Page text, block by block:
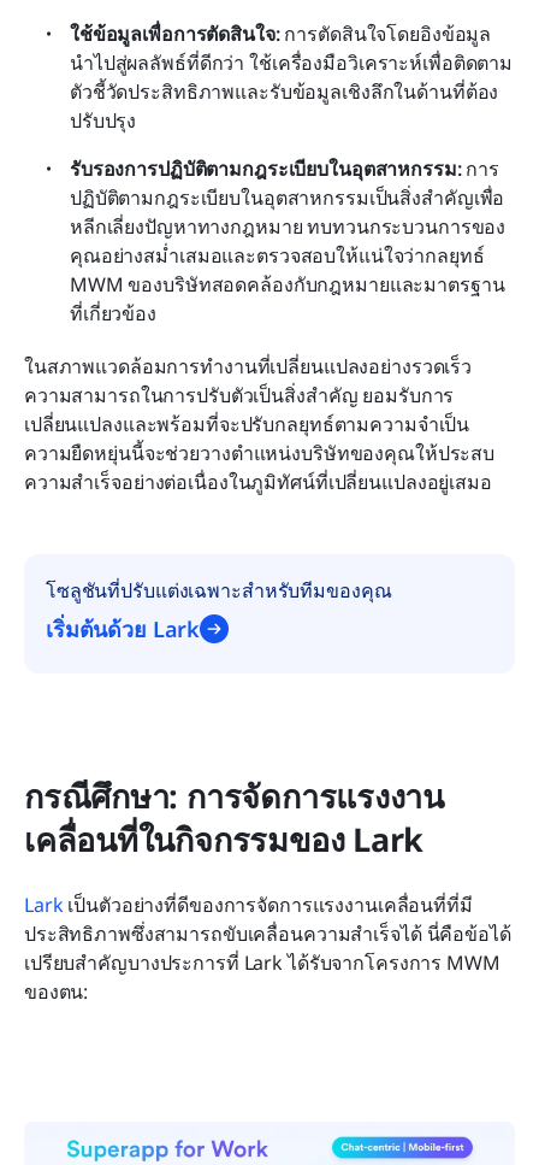
ใช้ข้อมูลเพื่อการตัดสินใจ: การตัดสินใจโดยอิงข้อมูล
นำไปสู่ผลลัพธ์ที่ดีกว่า ใช้เครื่องมือวิเคราะห์เพื่อติดตาม
ตัวชี้วัดประสิทธิภาพและรับข้อมูลเชิงลึกในด้านที่ต้อง
ปรับปรุง
รับรองการปฏิบัติตามกฎระเบียบในอุตสาหกรรม: การ
ปฏิบัติตามกฎระเบียบในอุตสาหกรรมเป็นสิ่งสำคัญเพื่อ
หลีกเลี่ยงปัญหาทางกฎหมาย ทบทวนกระบวนการของ
คุณอย่างสม่ำเสมอและตรวจสอบให้แน่ใจว่ากลยุทธ์
MWM ของบริษัทสอดคล้องกับกฎหมายและมาตรฐาน
ที่เกี่ยวข้อง
ในสภาพแวดล้อมการทำงานที่เปลี่ยนแปลงอย่างรวดเร็ว
ความสามารถในการปรับตัวเป็นสิ่งสำคัญ ยอมรับการ
เปลี่ยนแปลงและพร้อมที่จะปรับกลยุทธ์ตามความจำเป็น
ความยืดหยุ่นนี้จะช่วยวางตำแหน่งบริษัทของคุณให้ประสบ
ความสำเร็จอย่างต่อเนื่องในภูมิทัศน์ที่เปลี่ยนแปลงอยู่เสมอ
โซลูชันที่ปรับแต่งเฉพาะสำหรับทีมของคุณ
เริ่มต้นด้วย Lark
กรณีศึกษา: การจัดการแรงงาน
เคลื่อนที่ในกิจกรรมของ Lark
Lark เป็นตัวอย่างที่ดีของการจัดการแรงงานเคลื่อนที่ที่มี
ประสิทธิภาพซึ่งสามารถขับเคลื่อนความสำเร็จได้ นี่คือข้อได้
เปรียบสำคัญบางประการที่ Lark ได้รับจากโครงการ MWM
ของตน: